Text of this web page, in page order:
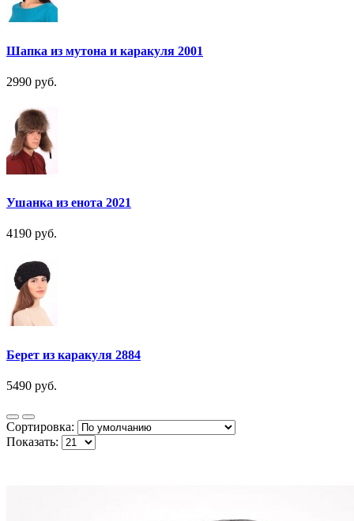
Шапка из мутона и каракуля 2001
2990 руб.
Ушанка из енота 2021
4190 руб.
Берет из каракуля 2884
5490 руб.
Сортировка:
Показать: